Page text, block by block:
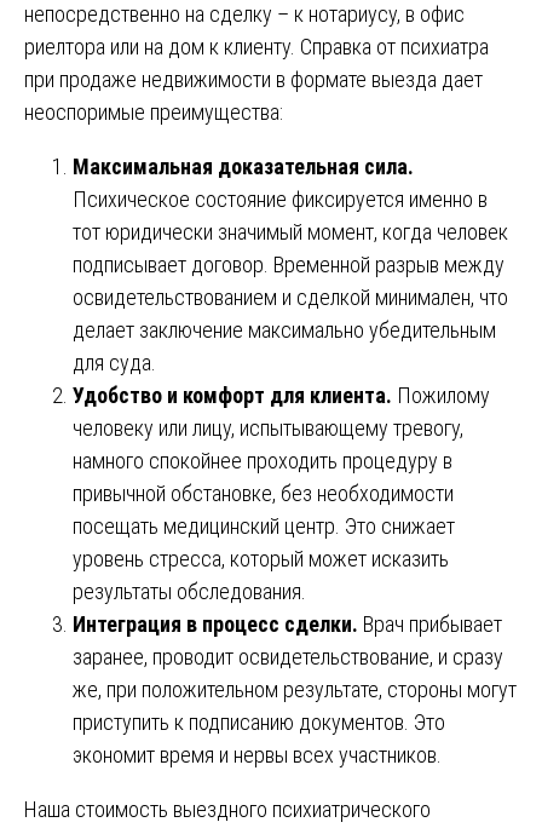
непосредственно на сделку – к нотариусу, в офис
риелтора или на дом к клиенту. Справка от психиатра
при продаже недвижимости в формате выезда дает
неоспоримые преимущества:
Максимальная доказательная сила.
Психическое состояние фиксируется именно в
тот юридически значимый момент, когда человек
подписывает договор. Временной разрыв между
освидетельствованием и сделкой минимален, что
делает заключение максимально убедительным
для суда.
Удобство и комфорт для клиента. Пожилому
человеку или лицу, испытывающему тревогу,
намного спокойнее проходить процедуру в
привычной обстановке, без необходимости
посещать медицинский центр. Это снижает
уровень стресса, который может исказить
результаты обследования.
Интеграция в процесс сделки. Врач прибывает
заранее, проводит освидетельствование, и сразу
же, при положительном результате, стороны могут
приступить к подписанию документов. Это
экономит время и нервы всех участников.
Наша стоимость выездного психиатрического